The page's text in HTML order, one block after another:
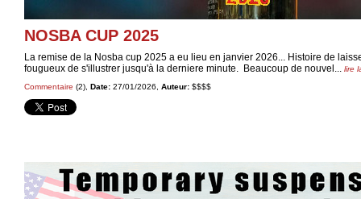
NOSBA CUP 2025
La remise de la Nosba cup 2025 a eu lieu en janvier 2026... Histoire de
fougueux de s'illustrer jusqu'à la derniere minute. Beaucoup de nouvel... lire
Commentaire (2), Date: 27/01/2026, Auteur: $$$$